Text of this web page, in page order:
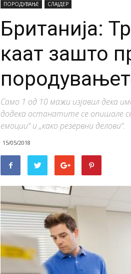
ПОРОДУВАЊЕ СЛАЈДЕР
Британија:
каат зашто
Само 1 од 10 мажи изјавил дека
додека останатите се опишале
емоции“ и „како резервни делови“.
15/05/2018